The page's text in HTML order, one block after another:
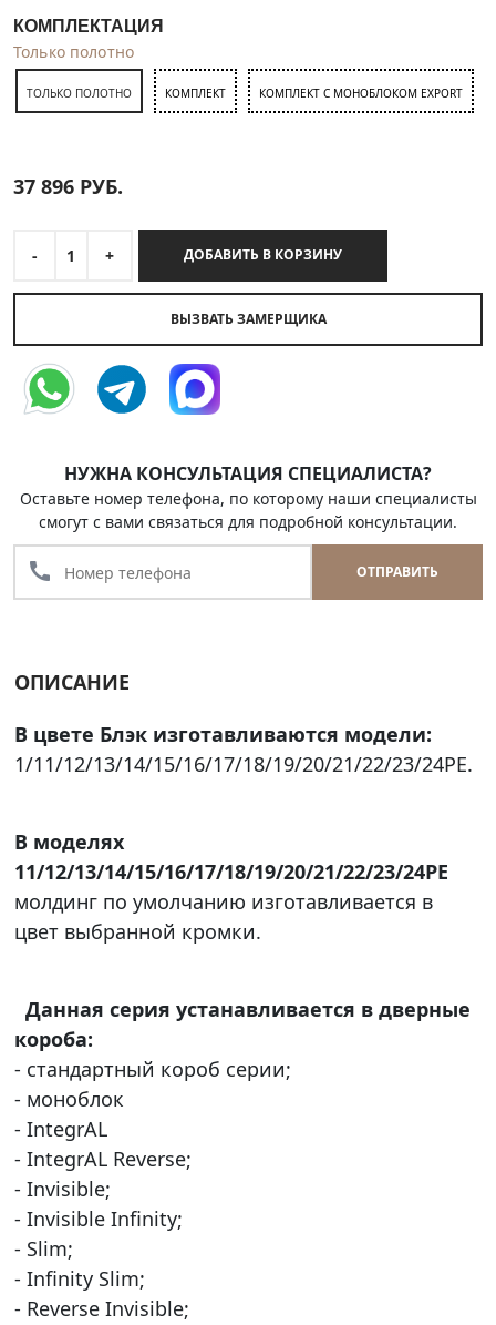
КОМПЛЕКТАЦИЯ
Только полотно
ТОЛЬКО ПОЛОТНО КОМПЛЕКТ КОМПЛЕКТ С МОНОБЛОКОМ EXPORT
37 896 РУБ.
- 1 + ДОБАВИТЬ В КОРЗИНУ
ВЫЗВАТЬ ЗАМЕРЩИКА
НУЖНА КОНСУЛЬТАЦИЯ СПЕЦИАЛИСТА?
Оставьте номер телефона, по которому наши специалисты
смогут с вами связаться для подробной консультации.
call ОТПРАВИТЬ
ОПИСАНИЕ
В цвете Блэк изготавливаются модели:
1/11/12/13/14/15/16/17/18/19/20/21/22/23/24PE.
В моделях
11/12/13/14/15/16/17/18/19/20/21/22/23/24PE
молдинг по умолчанию изготавливается в
цвет выбранной кромки.
Данная серия устанавливается в дверные
короба:
- стандартный короб серии;
- моноблок
- IntegrAL
- IntegrAL Reverse;
- Invisible;
- Invisible Infinity;
- Slim;
- Infinity Slim;
- Reverse Invisible;